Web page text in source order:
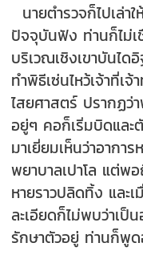
นายตำรวจก็ไปเล่า
ปัจจุบันฟัง ท่านก็ไม่เ
บริเวณเชิงเขาบันไ
ทำพิธีเซ่นไหว้เจ้าที่เจ้
ไสยศาสตร์ ปรากฏว่
อยู่ๆ คอก็เริ่มบิดและ
มาเยี่ยมเห็นว่าอากา
พยาบาลเปาโล แต่พ
หายราวปลิดทิ้ง และ
ละเอียดก็ไม่พบว่าเป็
รักษาตัวอยู่ ท่านก็พูด